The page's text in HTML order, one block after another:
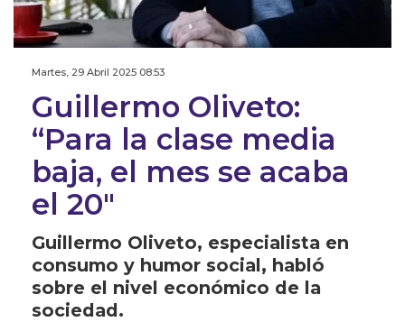
Martes, 29 Abril 2025 08:53
Guillermo Oliveto:
“Para la clase media
baja, el mes se acaba
el 20"
Guillermo Oliveto, especialista en
consumo y humor social, habló
sobre el nivel económico de la
sociedad.